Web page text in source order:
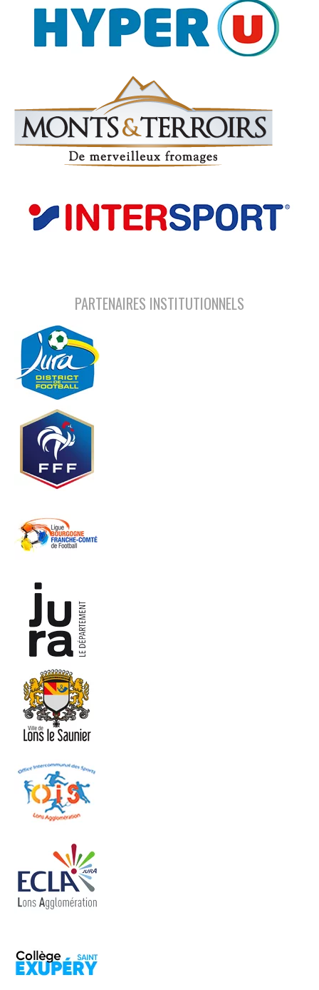
PARTENAIRES INSTITUTIONNELS